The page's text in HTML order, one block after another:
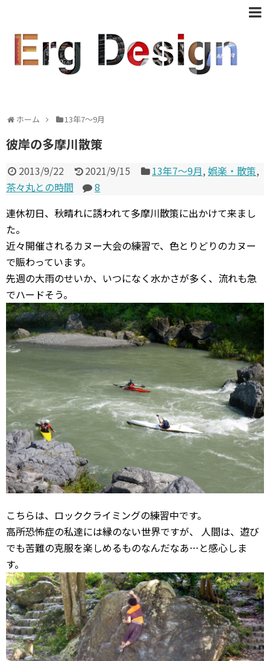
ホーム 13年7〜9月
彼岸の多摩川散策
2013/9/22 2021/9/15 13年7〜9月,娯楽・散策,
茶々丸との時間
8
連休初日、秋晴れに誘われて多摩川散策に出かけて来まし
た。
近々開催されるカヌー大会の練習で、色とりどりのカヌー
で賑わっています。
先週の大雨のせいか、いつになく水かさが多く、流れも急
でハードそう。
こちらは、ロッククライミングの練習中です。
高所恐怖症の私達には縁のない世界ですが、 人間は、遊び
でも苦難の克服を楽しめるものなんだなあ…と感心しま
す。